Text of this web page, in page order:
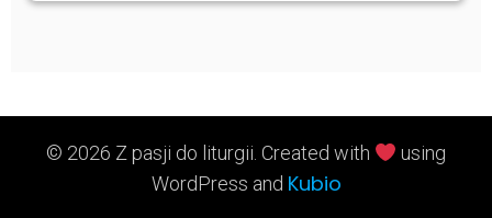
© 2026 Z pasji do liturgii. Created with
using
WordPress and Kubio